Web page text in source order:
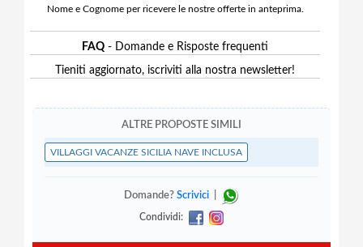
Nome e Cognome per ricevere le nostre offerte in anteprima.
FAQ - Domande e Risposte frequenti
Tieniti aggiornato, iscriviti alla nostra newsletter!
ALTRE PROPOSTE SIMILI
VILLAGGI VACANZE SICILIA NAVE INCLUSA
Domande? Scrivici
Condividi: